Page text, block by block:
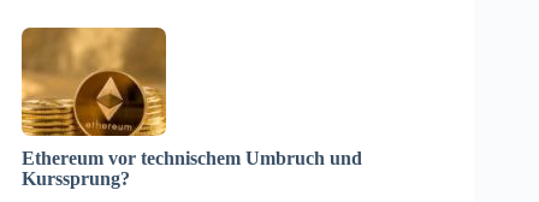
Ethereum vor technischem Umbruch und
Kurssprung?